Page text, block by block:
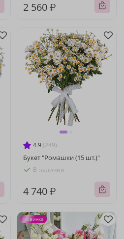
2 560 ₽
4.9 (249)
Букет "Ромашки (15 шт.)"
В наличии
4 740 ₽
Новинка